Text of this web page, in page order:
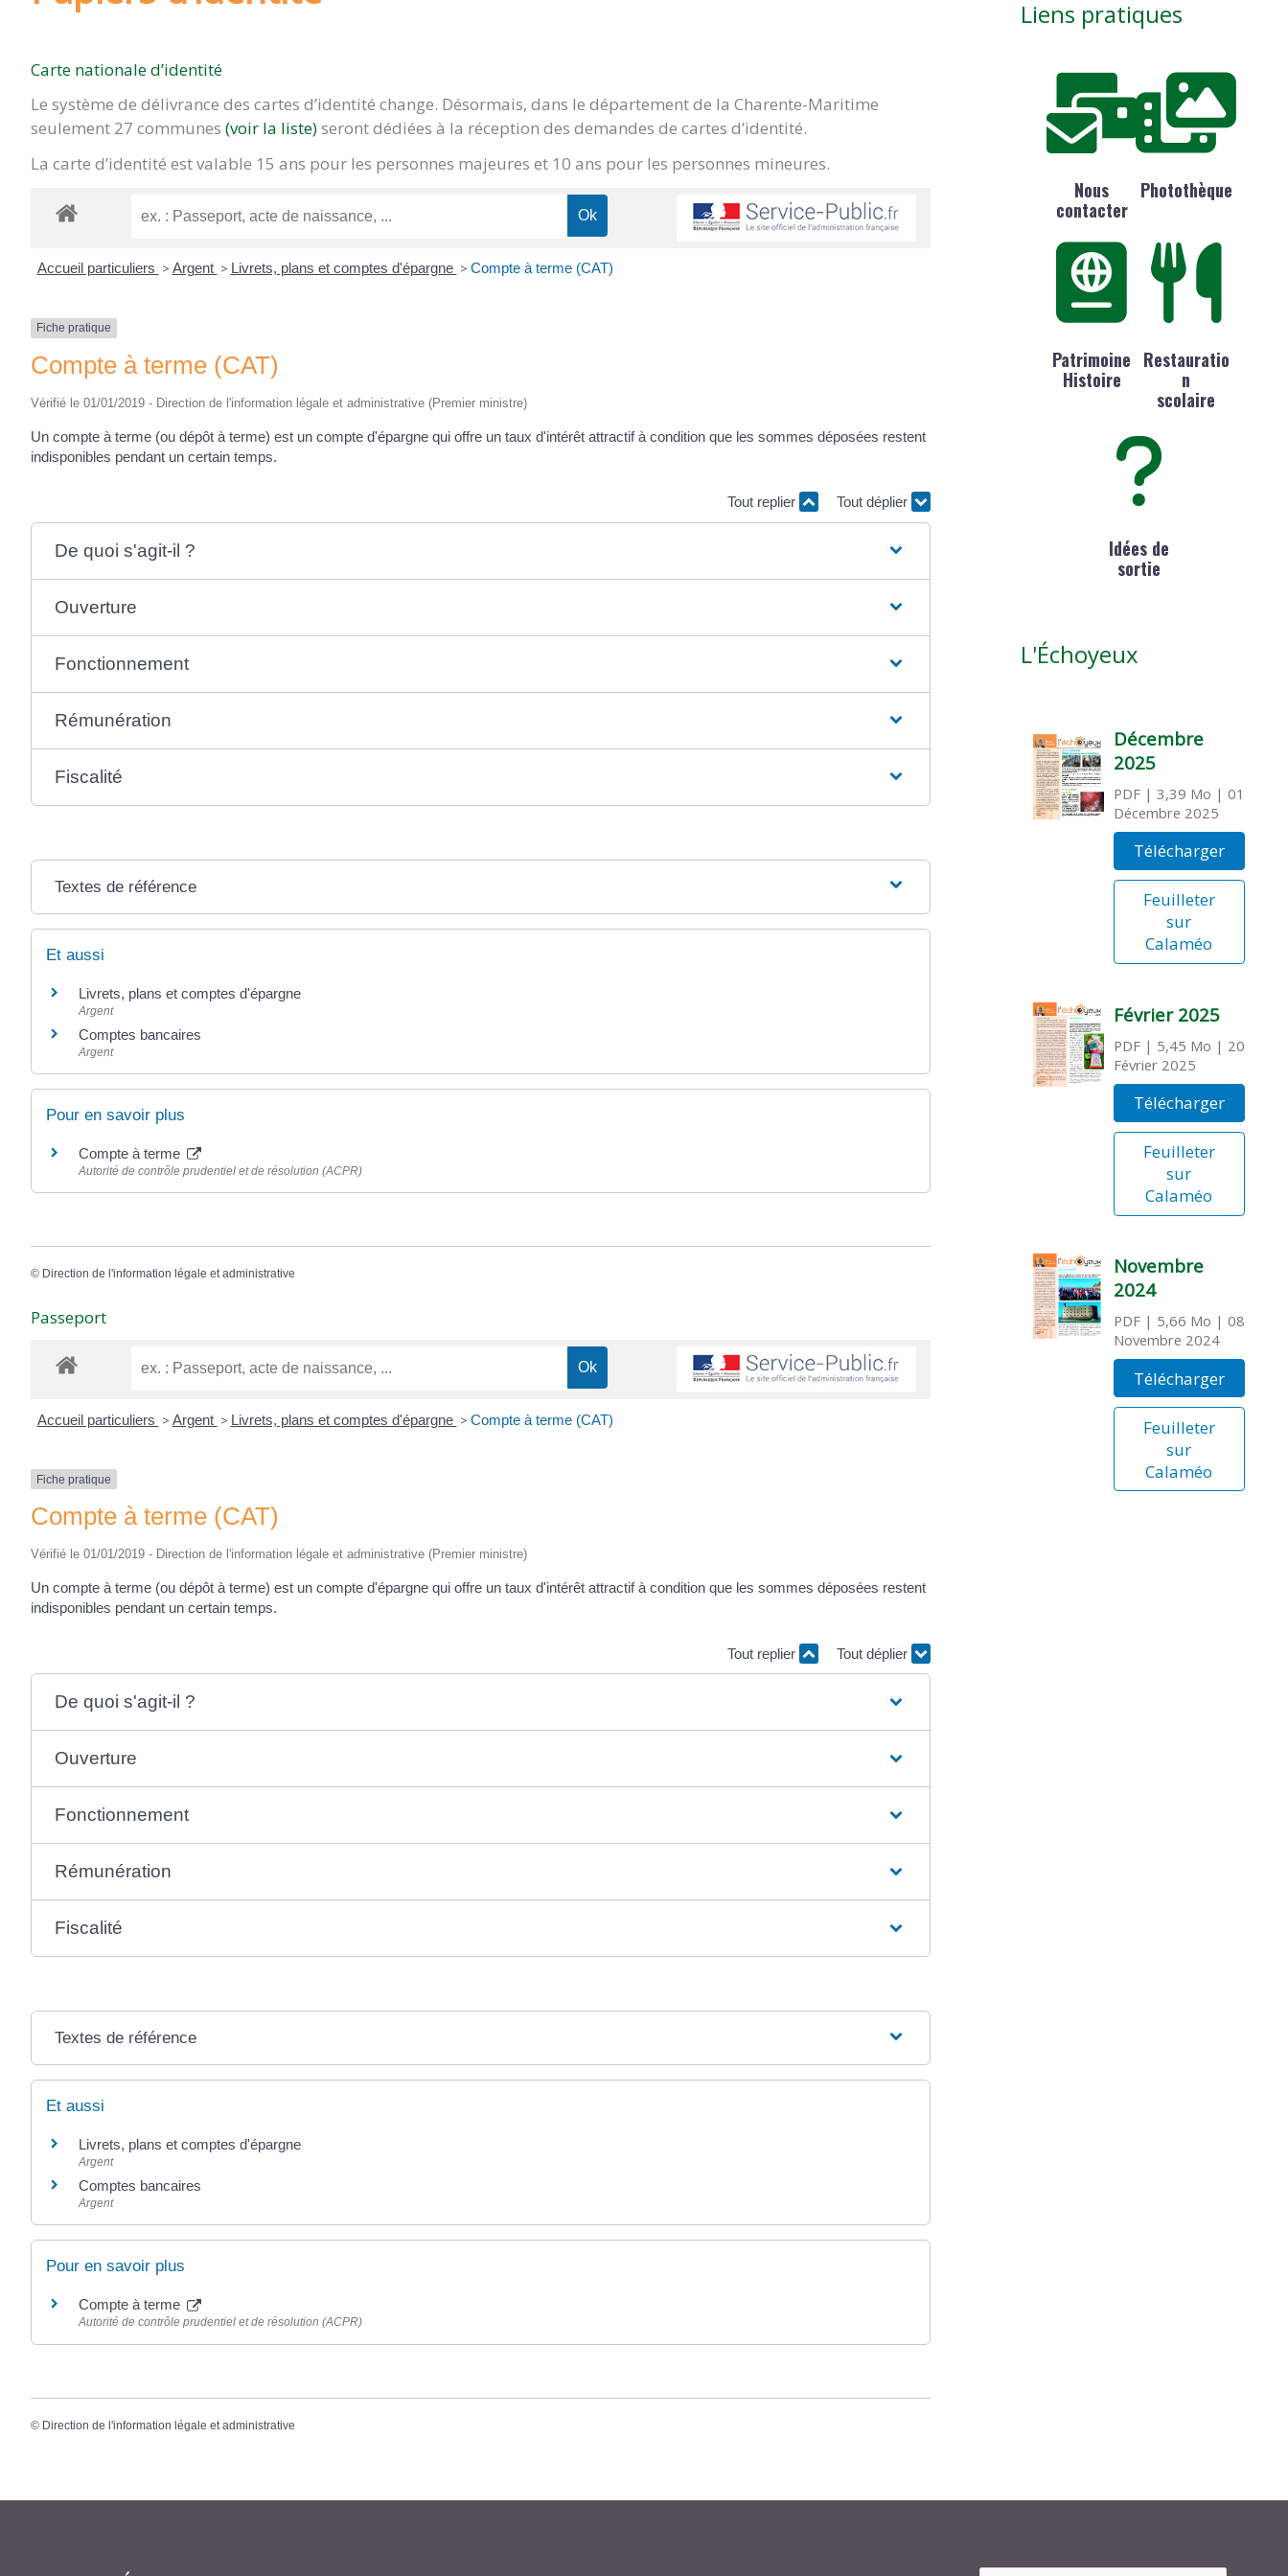
Carte nationale d’identité
Le système de délivrance des cartes d’identité change. Désormais, dans le département de la Charente-Maritime
seulement 27 communes (voir la liste)seront dédiées à la réception des demandes de cartes d’identité.
La carte d’identité est valable 15 ans pour les personnes majeures et 10 ans pour les personnes mineures.
Accueil particuliers > Argent > Livrets, plans et comptes d'épargne > Compte à terme (CAT)
Fiche pratique
Compte à terme (CAT)
Vérifié le 01/01/2019 - Direction de l'information légale et administrative (Premier ministre)
Un compte à terme (ou dépôt à terme) est un compte d'épargne qui offre un taux d'intérêt attractif à condition que les sommes déposées restent
indisponibles pendant un certain temps.
Tout replier Tout déplier
De quoi s'agit-il ?
Ouverture
Fonctionnement
Rémunération
Fiscalité
Textes de référence
Et aussi
Livrets, plans et comptes d'épargne
Argent
Comptes bancaires
Argent
Pour en savoir plus
Compte à terme
Autorité de contrôle prudentiel et de résolution (ACPR)
© Direction de l'information légale et administrative
Passeport
Accueil particuliers > Argent > Livrets, plans et comptes d'épargne > Compte à terme (CAT)
Fiche pratique
Compte à terme (CAT)
Vérifié le 01/01/2019 - Direction de l'information légale et administrative (Premier ministre)
Un compte à terme (ou dépôt à terme) est un compte d'épargne qui offre un taux d'intérêt attractif à condition que les sommes déposées restent
indisponibles pendant un certain temps.
Tout replier Tout déplier
De quoi s'agit-il ?
Ouverture
Fonctionnement
Rémunération
Fiscalité
Textes de référence
Et aussi
Livrets, plans et comptes d'épargne
Argent
Comptes bancaires
Argent
Pour en savoir plus
Compte à terme
Autorité de contrôle prudentiel et de résolution (ACPR)
© Direction de l'information légale et administrative
Liens pratiques
Nous
contacter
Photothèque
Patrimoine
Histoire
Restauratio
n
scolaire
Idées de
sortie
L'Échoyeux
Décembre
2025
PDF| 3,39 Mo | 01
Décembre 2025
Télécharger
Feuilleter
sur
Calaméo
Février 2025
PDF| 5,45 Mo | 20
Février 2025
Télécharger
Feuilleter
sur
Calaméo
Novembre
2024
PDF| 5,66 Mo | 08
Novembre 2024
Télécharger
Feuilleter
sur
Calaméo